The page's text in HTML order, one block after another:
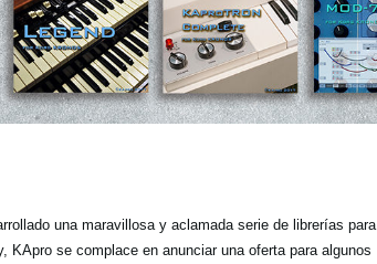
una maravillosa y aclamada serie de librerías para
KApro se complace en anunciar una oferta para algunos